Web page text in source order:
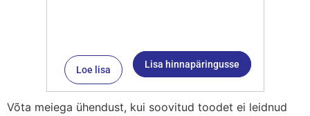
Loe lisa Lisa hinnapäringusse
Võta meiega ühendust, kui soovitud toodet ei leidnud